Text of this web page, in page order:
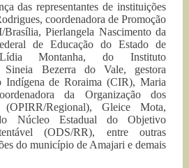
das representantes de instituições
coordenadora de Promoção
Pierlangela Nascimento da
de Educação do Estado de
Montanha, do Instituto
Sineia Bezerra do Vale, gestora
Indígena de Roraima (CIR), Maria
da Organização dos
(OPIRR/Regional), Gleice Mota,
Núcleo Estadual do Objetivo
(ODS/RR), entre outras
do município de Amajari e demais